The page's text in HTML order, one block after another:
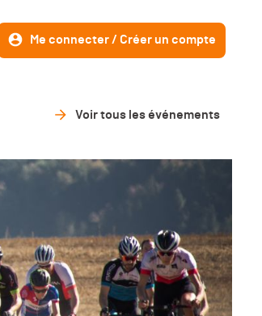
Me connecter / Créer un compte
Voir tous les événements